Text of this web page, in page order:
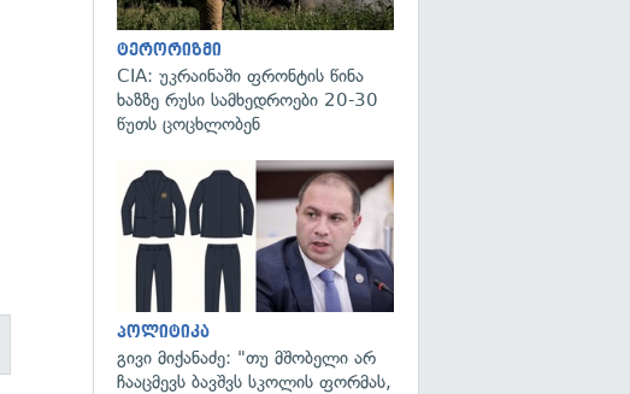
ტერორიზმი
CIA: უკრაინაში ფრონტის წინა
ხაზზე რუსი სამხედროები 20-30
წუთს ცოცხლობენ
პოლიტიკა
გივი მიქანაძე: "თუ მშობელი არ
ჩააცმევს ბავშვს სკოლის ფორმას,